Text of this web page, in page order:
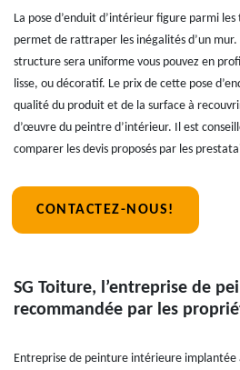
La pose d’enduit d’intérieur figure parmi
permet de rattraper les inégalités d’un
structure sera uniforme vous pouvez en
lisse, ou décoratif. Le prix de cette pose
qualité du produit et de la surface à
d’œuvre du peintre d’intérieur. Il est
comparer les devis proposés par les
CONTACTEZ-NOUS!
SG Toiture, l’entreprise de
recommandée par les
Entreprise de peinture intérieure implantée